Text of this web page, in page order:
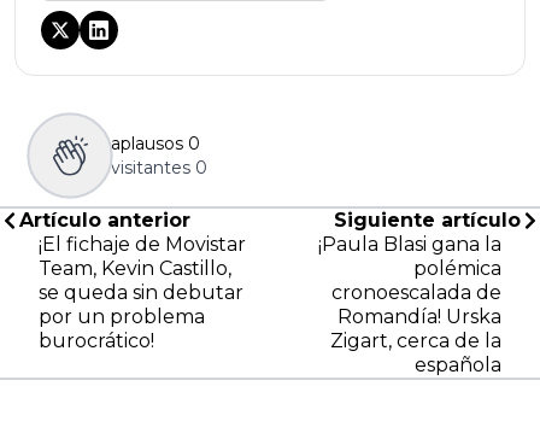
aplausos 0
visitantes 0
Artículo anterior
¡El fichaje de Movistar
Team, Kevin Castillo,
se queda sin debutar
por un problema
burocrático!
Siguiente artículo
¡Paula Blasi gana la
polémica
cronoescalada de
Romandía! Urska
Zigart, cerca de la
española